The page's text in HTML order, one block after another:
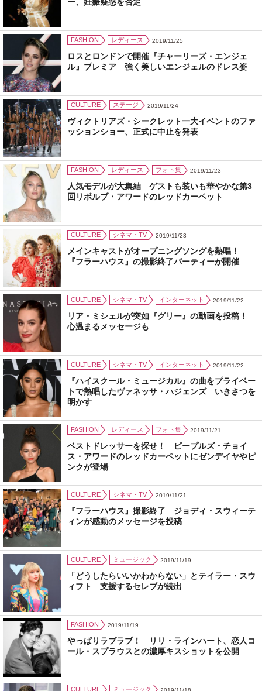
ー、妊娠疑惑を否定
FASHION レディース 2019/11/25
ロスとロンドンで開催『チャーリーズ・エンジェ
ル』プレミア 強く美しいエンジェルのドレス姿
CULTURE ステージ 2019/11/24
ヴィクトリアズ・シークレット一大イベントのファ
ッションショー、正式に中止を発表
FASHION レディース フォト集 2019/11/23
人気モデルが大集結 ゲストも装いも華やかな第3
回リボルブ・アワードのレッドカーペット
CULTURE シネマ・TV 2019/11/23
メインキャストがオープニングソングを熱唱！
『フラーハウス』の撮影終了パーティーが開催
CULTURE シネマ・TV インターネット 2019/11/22
リア・ミシェルが突如『グリー』の動画を投稿！
心温まるメッセージも
CULTURE シネマ・TV インターネット 2019/11/22
『ハイスクール・ミュージカル』の曲をプライベー
トで熱唱したヴァネッサ・ハジェンズ いきさつを
明かす
FASHION レディース フォト集 2019/11/21
ベストドレッサーを探せ！ ピープルズ・チョイ
ス・アワードのレッドカーペットにゼンデイヤやピ
ンクが登場
CULTURE シネマ・TV 2019/11/21
『フラーハウス』撮影終了 ジョディ・スウィーテ
ィンが感動のメッセージを投稿
CULTURE ミュージック 2019/11/19
「どうしたらいいかわからない」とテイラー・スウ
ィフト 支援するセレブが続出
FASHION 2019/11/19
やっぱりラブラブ！ リリ・ラインハート、恋人コ
ール・スプラウスとの濃厚キスショットを公開
CULTURE ミュージック